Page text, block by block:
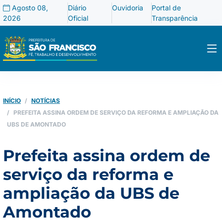
Agosto 08,
2026
Diário
Oficial
Ouvidoria
Portal de
Transparência
INÍCIO
NOTÍCIAS
PREFEITA ASSINA ORDEM DE SERVIÇO DA REFORMA E AMPLIAÇÃO DA
UBS DE AMONTADO
Prefeita assina ordem de
serviço da reforma e
ampliação da UBS de
Amontado